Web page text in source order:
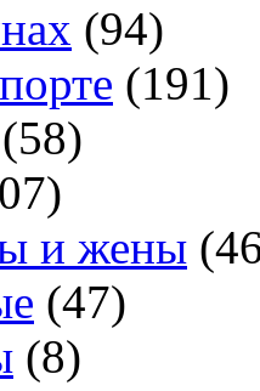
(94)
(191)
(58)
и жены
(47)
(8)